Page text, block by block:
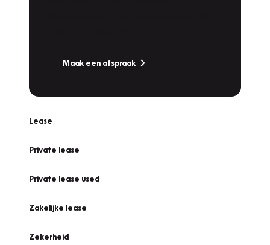
Maak een afspraak
Lease
Private lease
Private lease used
Zakelijke lease
Zekerheid